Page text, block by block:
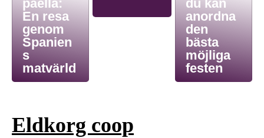
paella:
En resa
genom
Spanien
s
matvärld
du kan
anordna
den
bästa
möjliga
festen
Eldkorg coop